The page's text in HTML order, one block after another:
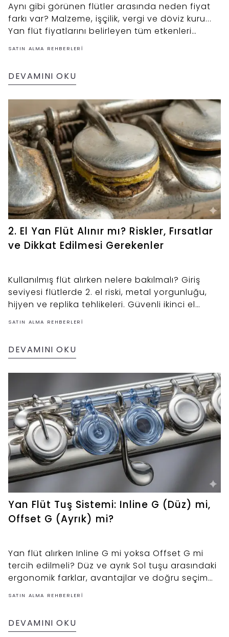
Aynı gibi görünen flütler arasında neden fiyat
farkı var? Malzeme, işçilik, vergi ve döviz kuru...
Yan flüt fiyatlarını belirleyen tüm etkenleri
şeffaflıkla anlattık.
SATIN ALMA REHBERLERI
DEVAMINI OKU
2. El Yan Flüt Alınır mı? Riskler, Fırsatlar
ve Dikkat Edilmesi Gerekenler
Kullanılmış flüt alırken nelere bakılmalı? Giriş
seviyesi flütlerde 2. el riski, metal yorgunluğu,
hijyen ve replika tehlikeleri. Güvenli ikinci el
alışverişin püf noktaları.
SATIN ALMA REHBERLERI
DEVAMINI OKU
Yan Flüt Tuş Sistemi: Inline G (Düz) mi,
Offset G (Ayrık) mi?
Yan flüt alırken Inline G mi yoksa Offset G mi
tercih edilmeli? Düz ve ayrık Sol tuşu arasındaki
ergonomik farklar, avantajlar ve doğru seçim
SATIN ALMA REHBERLERI
DEVAMINI OKU